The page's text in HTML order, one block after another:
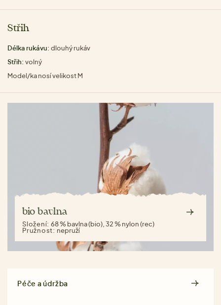
Střih
Délka rukávu: dlouhý rukáv
Střih: volný
Model/ka nosí velikost M
bio bavlna
Složení:68 % bavlna (bio), 32 % nylon (rec)
Pružnost: nepruží
Péče a údržba